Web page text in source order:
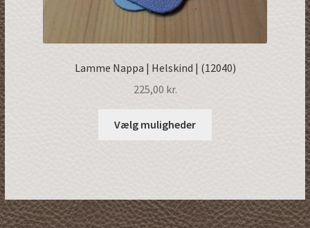
Lamme Nappa | Helskind | (12040)
225,00 kr.
Vælg muligheder
Mulighederne
kan